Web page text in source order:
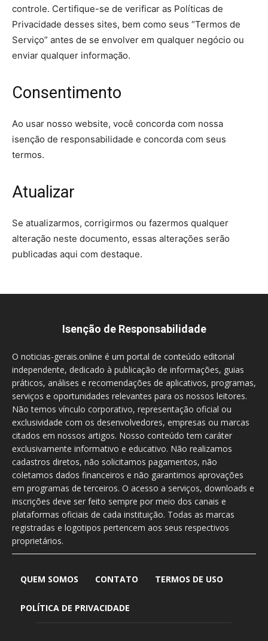
controle. Certifique-se de verificar as Políticas de
Privacidade desses sites, bem como seus “Termos de
Serviço” antes de se envolver em qualquer negócio ou
enviar qualquer informação.
Consentimento
Ao usar nosso website, você concorda com nossa
isenção de responsabilidade e concorda com seus
termos.
Atualizar
Se atualizarmos, corrigirmos ou fazermos qualquer
alteração neste documento, essas alterações serão
publicadas aqui com destaque.
Isenção de Responsabilidade
O noticias-gerais.online é um portal de conteúdo editorial
independente, dedicado à publicação de informações, guias
práticos, análises e recomendações de aplicativos, programas,
serviços e oportunidades relevantes para os nossos leitores.
Não temos vínculo corporativo, representação oficial ou
exclusividade com os desenvolvedores, empresas ou marcas
citados em nossos artigos. Nosso conteúdo tem caráter
exclusivamente informativo e educativo. Não realizamos
cadastros diretos, não solicitamos pagamentos, não
coletamos dados financeiros e não garantimos aprovações
em programas de terceiros. O acesso a serviços, downloads e
inscrições deve ser feito sempre por meio dos canais e
plataformas oficiais de cada instituição. Todas as marcas
registradas e logotipos pertencem aos seus respectivos
proprietários.
QUEM SOMOS CONTATO TERMOS DE USO
POLÍTICA DE PRIVACIDADE